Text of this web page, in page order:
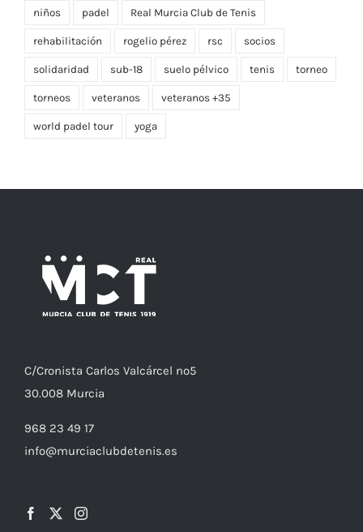
niños padel Real Murcia Club de Tenis
rehabilitación rogelio pérez rsc socios
solidaridad sub-18 suelo pélvico tenis torneo
torneos veteranos veteranos +35
world padel tour yoga
C/ Cronista Carlos Valcárcel nº5
30.008 Murcia
968 23 49 17
info@murciaclubdetenis.es